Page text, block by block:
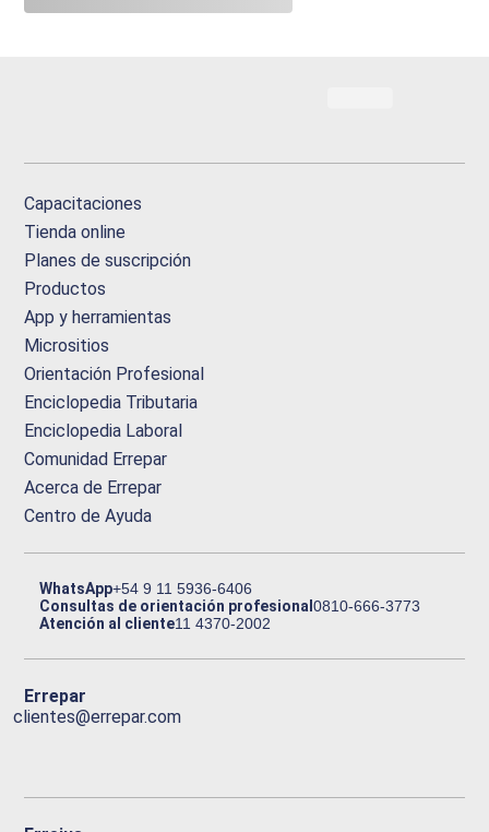
Capacitaciones
Tienda online
Planes de suscripción
Productos
App y herramientas
Micrositios
Orientación Profesional
Enciclopedia Tributaria
Enciclopedia Laboral
Comunidad Errepar
Acerca de Errepar
Centro de Ayuda
WhatsApp+54 9 11 5936-6406
Consultas de orientación profesional0810-666-3773
Atención al cliente11 4370-2002
Errepar
clientes@errepar.com